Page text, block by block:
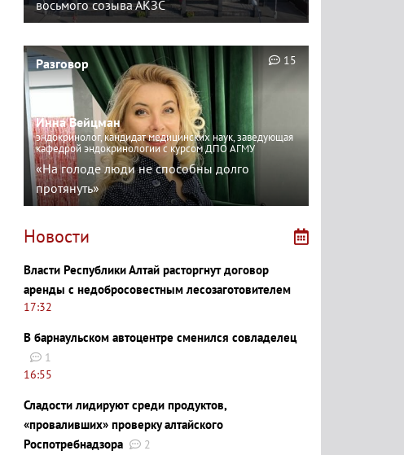
восьмого созыва АКЗС
Разговор
Инна Вейцман
эндокринолог, кандидат медицинских наук, заведующая
кафедрой эндокринологии с курсом ДПО АГМУ
«На голоде люди не способны долго
протянуть»
15
Новости
Власти Республики Алтай расторгнут договор
аренды с недобросовестным лесозаготовителем
17:32
В барнаульском автоцентре сменился совладелец
1
16:55
Сладости лидируют среди продуктов,
«проваливших» проверку алтайского
Роспотребнадзора
2